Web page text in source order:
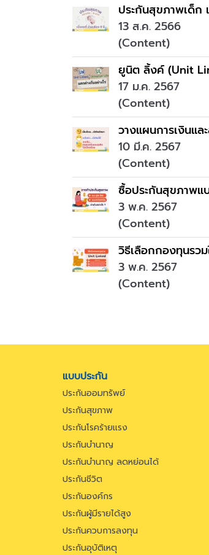
ประกันสุขภาพเด็ก
13 ส.ค. 2566
(Content)
ยูนิต ลิ้งค์​ (Unit
17 ม.ค. 2567
(Content)
วางแผนการเงินแ
10 มี.ค. 2567
(Content)
ซื้อประกันสุขภาพ
3 พ.ค. 2567
(Content)
วิธีเลือกกองทุนรว
3 พ.ค. 2567
(Content)
แบบประกัน
ประกันออมทรัพย์
ประกันสุขภาพ
ประกันโรคร้ายแรง
ประกันบำนาญ
ประกันบำนาญ ลดหย่อนได้
ประกันชีวิต
ประกันองค์กร
ประกันผู้มีรายได้สูง
ประกันควบการลงทุน
ประกันอุบัติเหตุ